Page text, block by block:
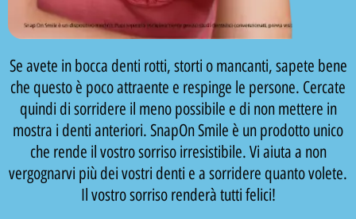
Se avete in bocca denti rotti, storti o mancanti, sapete bene
che questo è poco attraente e respinge le persone. Cercate
quindi di sorridere il meno possibile e di non mettere in
mostra i denti anteriori. SnapOn Smile è un prodotto unico
che rende il vostro sorriso irresistibile. Vi aiuta a non
vergognarvi più dei vostri denti e a sorridere quanto volete.
Il vostro sorriso renderà tutti felici!